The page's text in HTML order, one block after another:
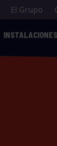
El Grupo
INSTALACIONES